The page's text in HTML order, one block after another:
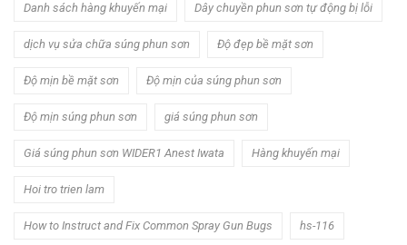
Danh sách hàng khuyến mại Dây chuyền phun sơn tự động bị lỗi
dịch vụ sửa chữa súng phun sơn Độ đẹp bề mặt sơn
Độ mịn bề mặt sơn Độ mịn của súng phun sơn
Độ mịn súng phun sơn giá súng phun sơn
Giá súng phun sơn WIDER1 Anest Iwata Hàng khuyến mại
Hoi tro trien lam
How to Instruct and Fix Common Spray Gun Bugs hs-116